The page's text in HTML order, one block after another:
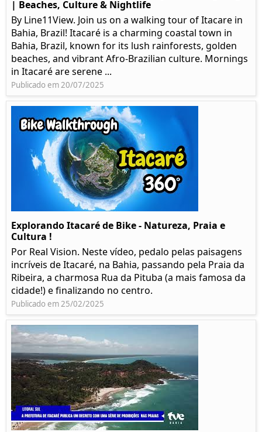
| Beaches, Culture & Nightlife
By Line11View. Join us on a walking tour of Itacare in
Bahia, Brazil! Itacaré is a charming coastal town in
Bahia, Brazil, known for its lush rainforests, golden
beaches, and vibrant Afro-Brazilian culture. Mornings
in Itacaré are serene ...
Publicado em 20/07/2025
Explorando Itacaré de Bike - Natureza, Praia e
Cultura !
Por Real Vision. Neste vídeo, pedalo pelas paisagens
incríveis de Itacaré, na Bahia, passando pela Praia da
Ribeira, a charmosa Rua da Pituba (a mais famosa da
cidade!) e finalizando no centro.
Publicado em 25/02/2025